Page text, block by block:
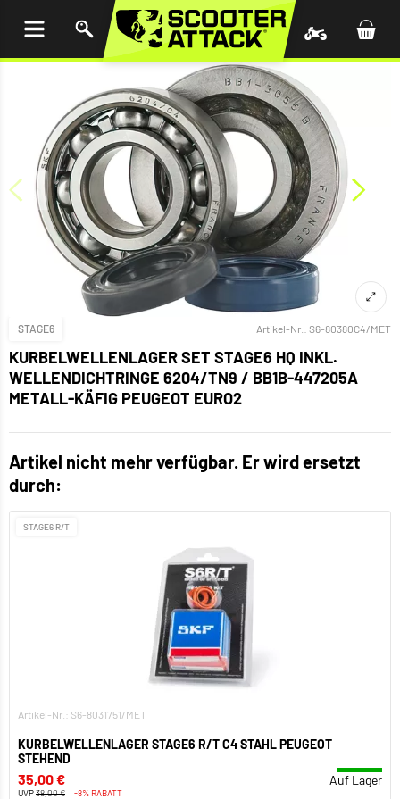
STAGE6 Artikel-Nr.: S6-80380C4/MET
KURBELWELLENLAGER SET STAGE6 HQ INKL.
WELLENDICHTRINGE 6204/TN9 / BB1B-447205A
METALL-KÄFIG PEUGEOT EURO2
Artikel nicht mehr verfügbar. Er wird ersetzt
durch:
STAGE6 R/T
Artikel-Nr.: S6-8031751/MET
KURBELWELLENLAGER STAGE6 R/T C4 STAHL PEUGEOT
STEHEND
35,00 € Auf Lager
UVP38,00 € -8% RABATT